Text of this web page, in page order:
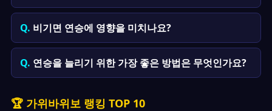
비기면 연승에 영향을 미치나요?
연승을 늘리기 위한 가장 좋은 방법은 무엇인가요?
🏆 가위바위보 랭킹 TOP 10